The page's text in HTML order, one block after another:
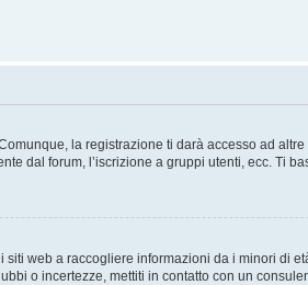
la registrazione ti darà accesso ad
dal forum, l’iscrizione a gruppi utenti, ecc. Ti
web a raccogliere informazioni da i minori di
o incertezze, mettiti in contatto con un